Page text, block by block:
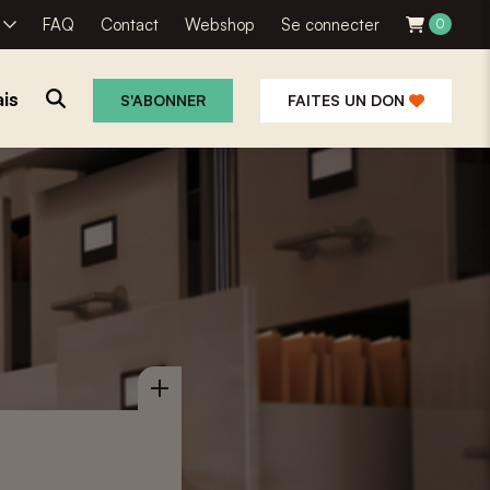
FAQ Contact Webshop Se connecter 0
S'ABONNER FAITES UN DON